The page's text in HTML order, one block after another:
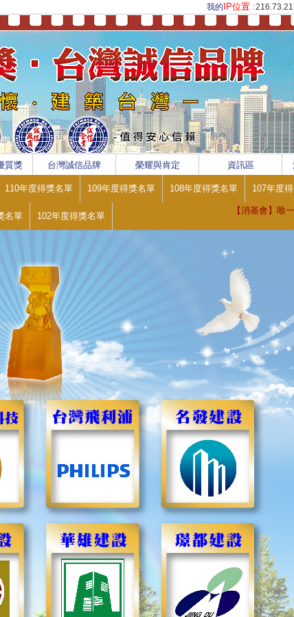
我的 IP位置 :
質獎 台灣誠信品牌 榮耀與肯定 資訊區
110年度得獎名單 109年度得獎名單 108年度得獎名單 107年度
名單 102年度得獎名單
【消基會】唯一